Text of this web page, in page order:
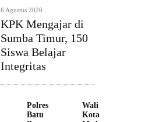
6 Agustus 2026
KPK Mengajar di
Sumba Timur, 150
Siswa Belajar
Integritas
Polres
Batu
Wali
Kota